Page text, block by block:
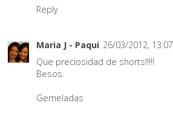
Reply
Maria J - Paqui 26/03/2012, 13:07
Que preciosidad de shorts!!!!!
Besos.
Gemeladas